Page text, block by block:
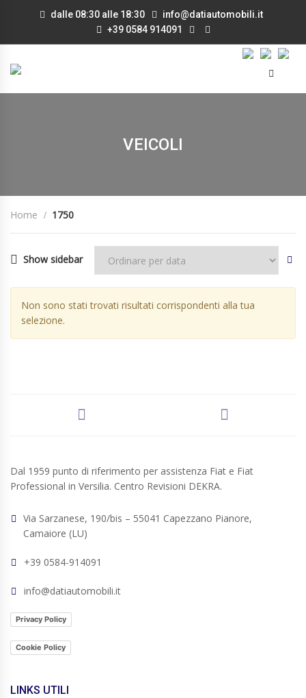
dalle 08:30 alle 18:30
info@datiautomobili.it
+39 0584 914091
VEICOLI
Home 1750
Show sidebar
Non sono stati trovati risultati corrispondenti alla tua
selezione.
Dal 1959 punto di riferimento per assistenza Fiat e Fiat
Professional in Versilia. Centro Revisioni DEKRA.
Via Sarzanese, 190/bis – 55041 Capezzano Pianore,
Camaiore (LU)
+39 0584-914091
info@datiautomobili.it
Privacy Policy
Cookie Policy
LINKS UTILI